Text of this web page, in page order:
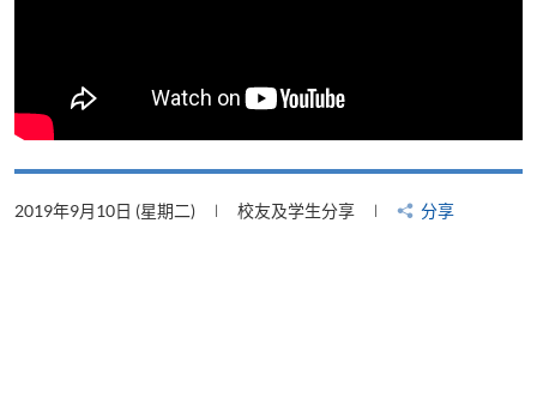
2019年9月10日 (星期二) 校友及学生分享 分享